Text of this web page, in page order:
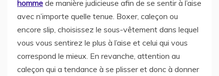
homme de manière judicieuse afin de se sentir à l’aise
avec n’importe quelle tenue. Boxer, caleçon ou
encore slip, choisissez le sous-vêtement dans lequel
vous vous sentirez le plus à l’aise et celui qui vous
correspond le mieux. En revanche, attention au
caleçon qui a tendance à se plisser et donc à donner